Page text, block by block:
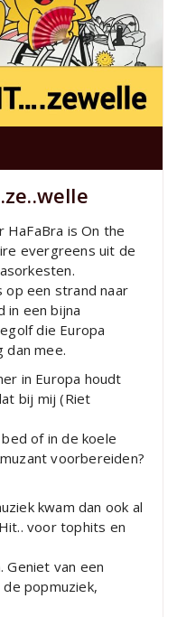
is On the
evergreens uit de
op een strand naar
in een bijna
die Europa
dan mee.
in Europa houdt
bij mij (Riet
of in de koele
voorbereiden?
kwam dan ook al
voor tophits en
Geniet van een
popmuziek,